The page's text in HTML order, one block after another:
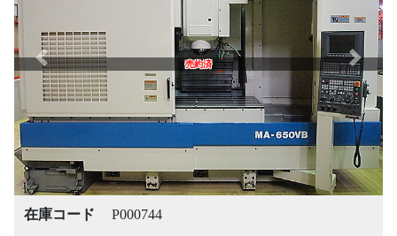
売約済
Previous Next
在庫コード
P000744